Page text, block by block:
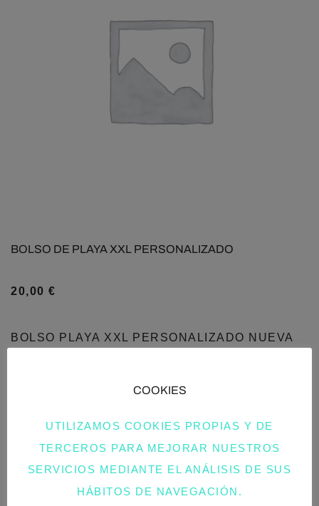
BOLSO DE PLAYA XXL PERSONALIZADO
20,00 €
BOLSO PLAYA XXL PERSONALIZADO NUEVA
COOKIES
UTILIZAMOS COOKIES PROPIAS Y DE
TERCEROS PARA MEJORAR NUESTROS
SERVICIOS MEDIANTE EL ANÁLISIS DE SUS
HÁBITOS DE NAVEGACIÓN.